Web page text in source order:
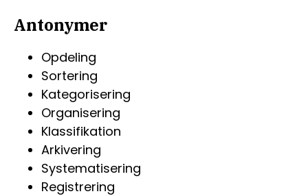
Antonymer
Opdeling
Sortering
Kategorisering
Organisering
Klassifikation
Arkivering
Systematisering
Registrering